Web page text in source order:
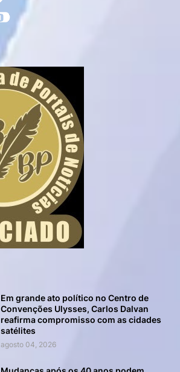
Em grande ato político no Centro de
Convenções Ulysses, Carlos Dalvan
reafirma compromisso com as cidades
satélites
agosto 04, 2026